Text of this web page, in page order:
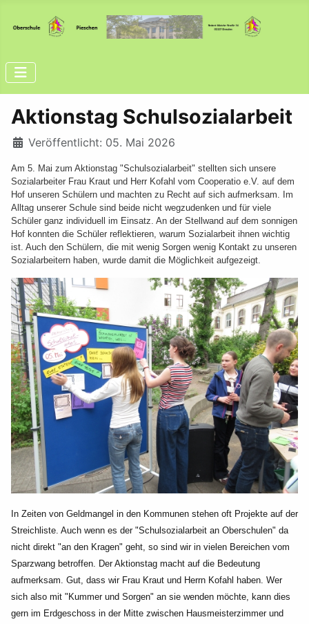
Aktionstag Schulsozialarbeit
Details
Veröffentlicht: 05. Mai 2026
Am 5. Mai zum Aktionstag "Schulsozialarbeit" stellten sich unsere
Sozialarbeiter Frau Kraut und Herr Kofahl vom Cooperatio e.V. auf dem
Hof unseren Schülern und machten zu Recht auf sich aufmerksam. Im
Alltag unserer Schule sind beide nicht wegzudenken und für viele
Schüler ganz individuell im Einsatz. An der Stellwand auf dem sonnigen
Hof konnten die Schüler reflektieren, warum Sozialarbeit ihnen wichtig
ist. Auch den Schülern, die mit wenig Sorgen wenig Kontakt zu unseren
Sozialarbeitern haben, wurde damit die Möglichkeit aufgezeigt.
In Zeiten von Geldmangel in den Kommunen stehen oft Projekte auf der
Streichliste. Auch wenn es der "Schulsozialarbeit an Oberschulen" da
nicht direkt "an den Kragen" geht, so sind wir in vielen Bereichen vom
Sparzwang betroffen. Der Aktionstag macht auf die Bedeutung
aufmerksam. Gut, dass wir Frau Kraut und Herrn Kofahl haben. Wer
sich also mit "Kummer und Sorgen" an sie wenden möchte, kann dies
gern im Erdgeschoss in der Mitte zwischen Hausmeisterzimmer und